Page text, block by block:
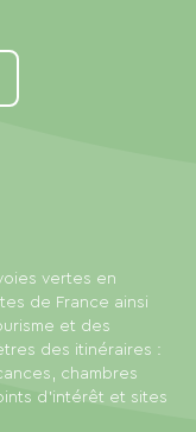
vertes en
de France ainsi
et des
des itinéraires :
chambres
d'intérêt et sites